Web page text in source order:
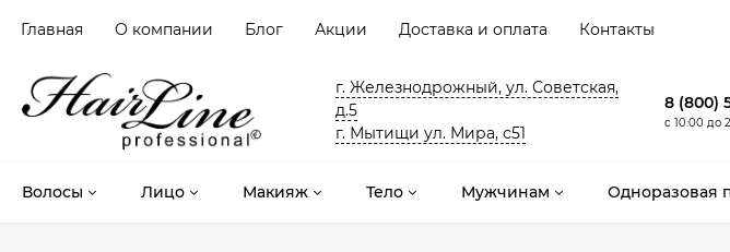
Главная О компании Блог Акции Доставка и оплата Контакты
г. Железнодрожный, ул. Советская,
д.5
г. Мытищи ул. Мира, с51
8 (800)
с 10:00 до
Волосы Лицо Макияж Тело Мужчинам Одноразовая